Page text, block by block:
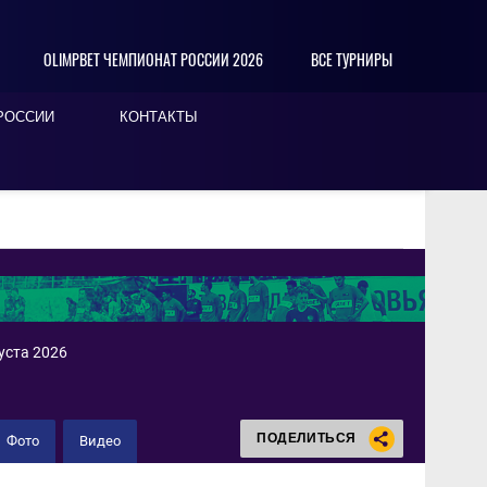
OLIMPBET ЧЕМПИОНАТ РОССИИ 2026 ВСЕ ТУРНИРЫ
КОНТАКТЫ
2026
Фото Видео ПОДЕЛИТЬСЯ